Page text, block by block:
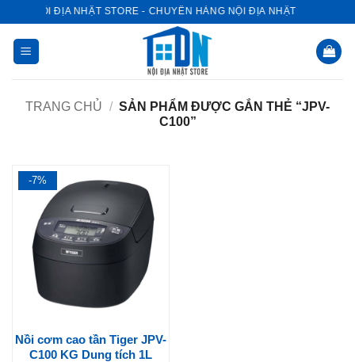
dung
NỘI ĐỊA NHẬT STORE - CHUYÊN HÀNG NỘI ĐỊA NHẬT
TRANG CHỦ / SẢN PHẨM ĐƯỢC GẮN THẺ “JPV-
C100”
-7%
Nồi cơm cao tần Tiger JPV-
C100 KG Dung tích 1L